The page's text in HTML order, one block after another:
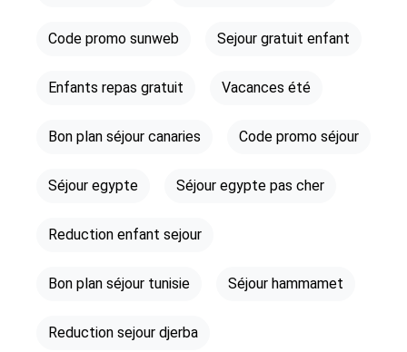
Code promo sunweb Sejour gratuit enfant
Enfants repas gratuit Vacances été
Bon plan séjour canaries Code promo séjour
Séjour egypte Séjour egypte pas cher
Reduction enfant sejour
Bon plan séjour tunisie Séjour hammamet
Reduction sejour djerba